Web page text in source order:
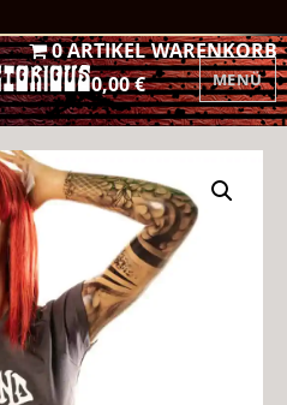
WARENKORB
0 ARTIKEL
0,00 €
MENÜ